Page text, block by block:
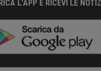
L’APP E RICEVI LE